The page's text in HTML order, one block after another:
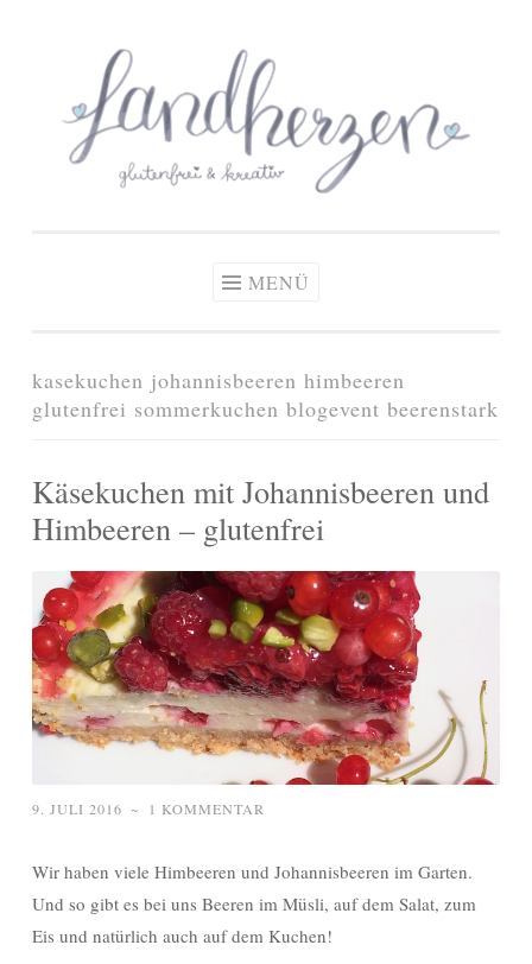
springen
Zöliakie, glutenfreie Ernährung
MENÜ
kasekuchen johannisbeeren himbeeren
glutenfrei sommerkuchen blogevent beerenstark
Käsekuchen mit Johannisbeeren und
Himbeeren – glutenfrei
9. JULI 2016 ~ 1 KOMMENTAR
Wir haben viele Himbeeren und Johannisbeeren im Garten.
Und so gibt es bei uns Beeren im Müsli, auf dem Salat, zum
Eis und natürlich auch auf dem Kuchen!